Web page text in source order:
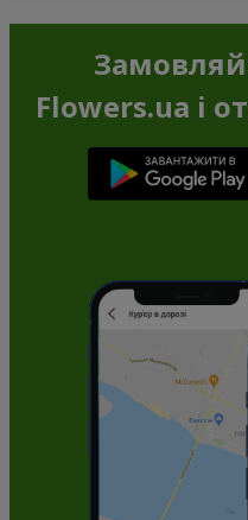
Flowers.ua і